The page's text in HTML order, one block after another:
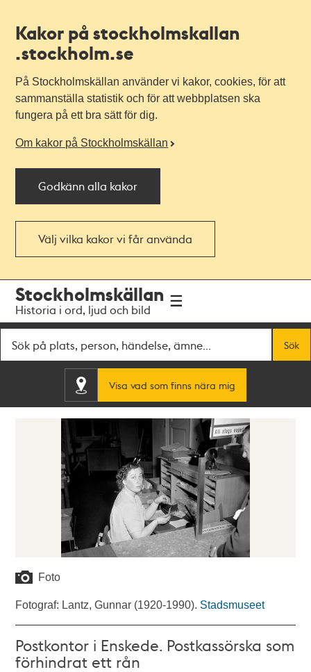
Kakor på stockholmskallan
.stockholm.se
På Stockholmskällan använder vi kakor, cookies, för att
sammanställa statistik och för att webbplatsen ska
fungera på ett bra sätt för dig.
Om kakor på Stockholmskällan
Godkänn alla kakor
Välj vilka kakor vi får använda
navigationen
huvudinnehållet
Stockholmskällan
Historia i ord, ljud och bild
Sök
Visa vad som finns nära mig
Foto
Fotograf: Lantz, Gunnar (1920-1990). Stadsmuseet
Postkontor i Enskede. Postkassörska som
förhindrat ett rån